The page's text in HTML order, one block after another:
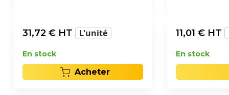
31,72 € HT L'unité
En stock
Acheter
11,01 € HT
En stock